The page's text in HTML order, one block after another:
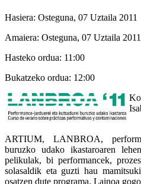
Hasiera: Osteguna, 07 Uztaila 2011
Amaiera: Osteguna, 07 Uztaila 2011
Hasteko ordua: 11:00
Bukatzeko ordua: 12:00
ARTIUM, LANBROA,
buruzko udako ikastaroaren
pelikulak, bi performancek,
solasaldik eta guzti hau
osatzen dute programa. Lainoa